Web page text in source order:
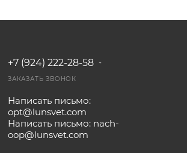
+7 (924) 222-28-58
ЗАКАЗАТЬ ЗВОНОК
Написать письмо:
opt@lunsvet.com
Написать письмо: nach-
oop@lunsvet.com